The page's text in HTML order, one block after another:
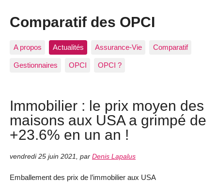
Comparatif des OPCI
A propos Actualités Assurance-Vie Comparatif
Gestionnaires OPCI OPCI ?
Immobilier : le prix moyen des
maisons aux USA a grimpé de
+23.6% en un an !
vendredi 25 juin 2021 par Denis Lapalus
Emballement des prix de l’immobilier aux USA